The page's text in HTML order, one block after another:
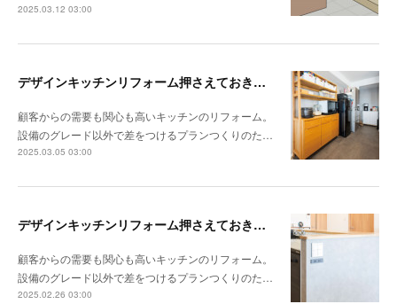
2025.03.12 03:00
デザインキッチンリフォーム押さえておきたい3か条 《その2》収納の計画をたてる
顧客からの需要も関心も高いキッチンのリフォーム。
設備のグレード以外で差をつけるプランつくりのた…
2025.03.05 03:00
デザインキッチンリフォーム押さえておきたい3か条 《その1》低予算でもできる納まりの工夫
顧客からの需要も関心も高いキッチンのリフォーム。
設備のグレード以外で差をつけるプランつくりのた…
2025.02.26 03:00